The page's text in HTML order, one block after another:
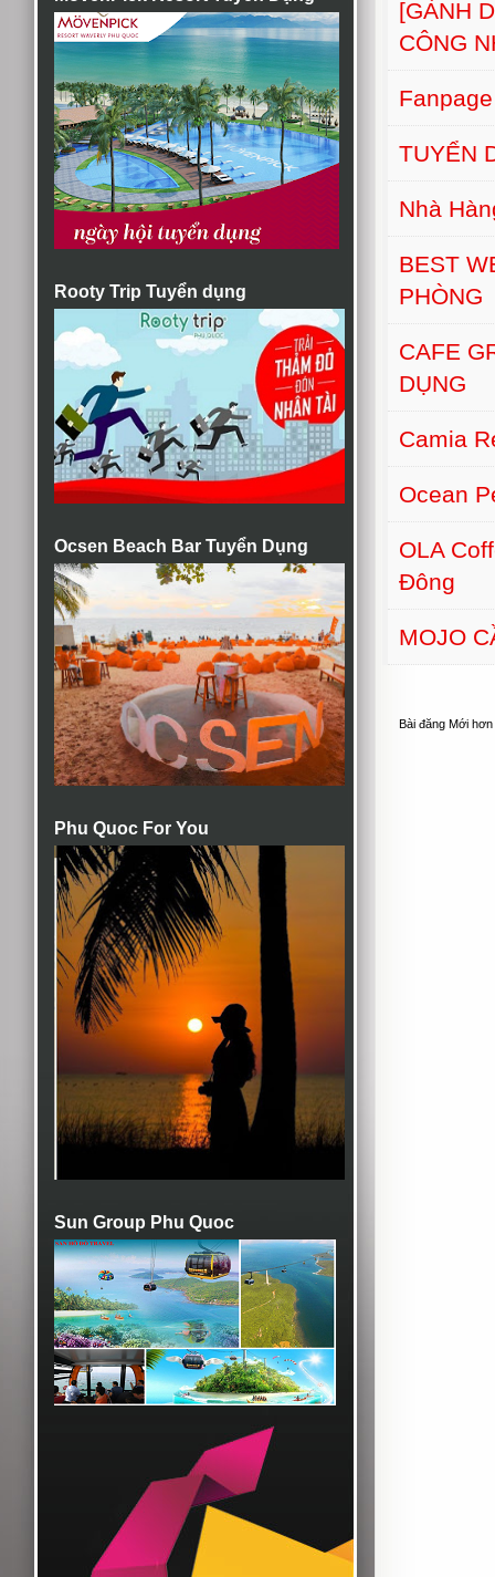
Rooty Trip Tuyển dụng
Ocsen Beach Bar Tuyển Dụng
Phu Quoc For You
Sun Group Phu Quoc
[GÀNH
CÔNG
TUYỂN
Nhà
BEST
PHÒNG
CAFE
DỤNG
Camia
Ocean
OLA
Đông
MOJO
Bài đăng Mới hơn